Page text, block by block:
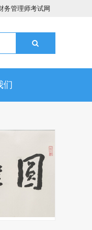
务管理师考试网
们